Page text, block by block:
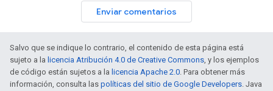
Enviar comentarios
Salvo que se indique lo contrario, el contenido de esta página está
sujeto a la licencia Atribución 4.0 de Creative Commons, y los ejemplos
de código están sujetos a la licencia Apache 2.0. Para obtener más
información, consulta las políticas del sitio de Google Developers. Java